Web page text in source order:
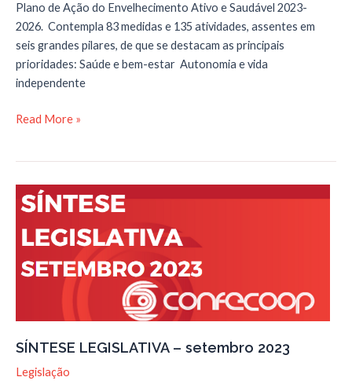
Plano de Ação do Envelhecimento Ativo e Saudável 2023-
2026. Contempla 83 medidas e 135 atividades, assentes em
seis grandes pilares, de que se destacam as principais
prioridades: Saúde e bem-estar Autonomia e vida
independente
primeiro
para
o
Envelhecimento
Ativo
Read More »
SÍNTESE LEGISLATIVA – setembro 2023
Legislação